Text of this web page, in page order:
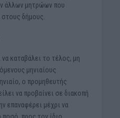
άλλων μητρώων που
στους δήμους.
καταβάλει το τέλος, μη
μηνιαίους
ο προμηθευτής
να προβαίνει σε διακοπή
επαναφέρει μέχρι να
προς τον ίδιο